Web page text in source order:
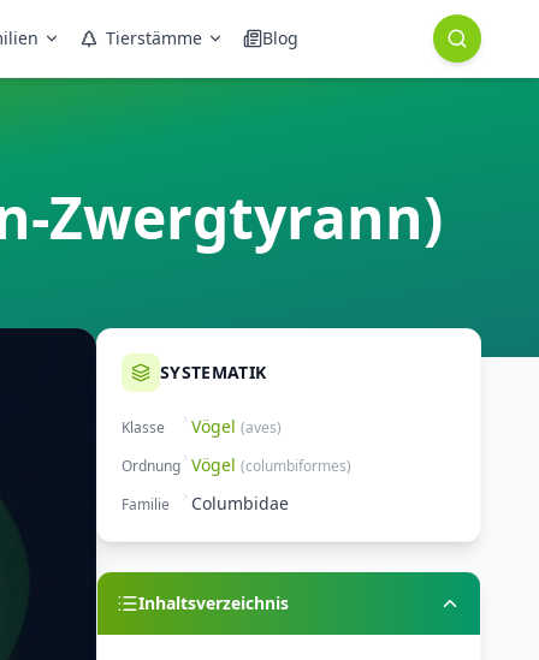
Tierstämme Blog
Zwergtyrann)
SYSTEMATIK
Klasse Vögel (aves)
Ordnung Vögel (columbiformes)
Familie
Columbidae
Inhaltsverzeichnis